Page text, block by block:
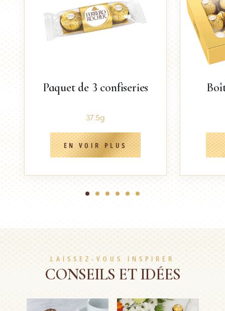
Paquet de 3 confiseries
37.5g
EN VOIR PLUS
1 2 3 4 5 6
LAISSEZ-VOUS INSPIRER
CONSEILS ET IDÉES